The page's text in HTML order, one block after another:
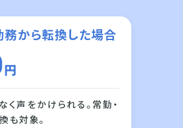
務から転換した場合
円
く声をかけられる。常勤・
も対象。